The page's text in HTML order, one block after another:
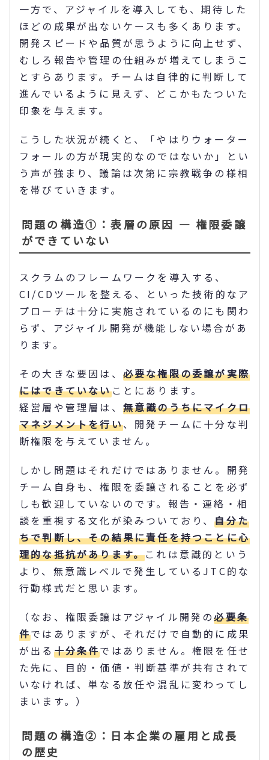
一方で、アジャイルを導入しても、期待した
ほどの成果が出ないケースも多くあります。
開発スピードや品質が思うように向上せず、
むしろ報告や管理の仕組みが増えてしまうこ
とすらあります。チームは自律的に判断して
進んでいるように見えず、どこかもたついた
印象を与えます。
こうした状況が続くと、「やはりウォーター
フォールの方が現実的なのではないか」とい
う声が強まり、議論は次第に宗教戦争の様相
を帯びていきます。
問題の構造①：表層の原因 ― 権限委譲
ができていない
スクラムのフレームワークを導入する、
CI/CDツールを整える、といった技術的なア
プローチは十分に実施されているのにも関わ
らず、アジャイル開発が機能しない場合があ
ります。
その大きな要因は、 必要な権限の委譲が実際
にはできていないことにあります。
経営層や管理層は、 無意識のうちにマイクロ
マネジメントを行い、開発チームに十分な判
断権限を与えていません。
しかし問題はそれだけではありません。開発
チーム自身も、権限を委譲されることを必ず
しも歓迎していないのです。報告・連絡・相
談を重視する文化が染みついており、自分た
ちで判断し、その結果に責任を持つことに心
理的な抵抗があります。これは意識的という
より、無意識レベルで発生しているJTC的な
行動様式だと思います。
（なお、権限委譲はアジャイル開発の必要条
件ではありますが、それだけで自動的に成果
が出る 十分条件ではありません。権限を任せ
た先に、目的・価値・判断基準が共有されて
いなければ、単なる放任や混乱に変わってし
まいます。）
問題の構造②：日本企業の雇用と成長
の歴史